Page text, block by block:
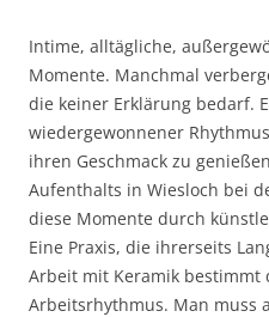
Intime, alltägliche,
Momente. Manchmal
die keiner Erklärung bedarf.
wiedergewonnener
ihren Geschmack zu
Aufenthalts in Wiesloch bei
diese Momente durch
Eine Praxis, die ihrerseits
Arbeit mit Keramik bestimmt
Arbeitsrhythmus. Man muss